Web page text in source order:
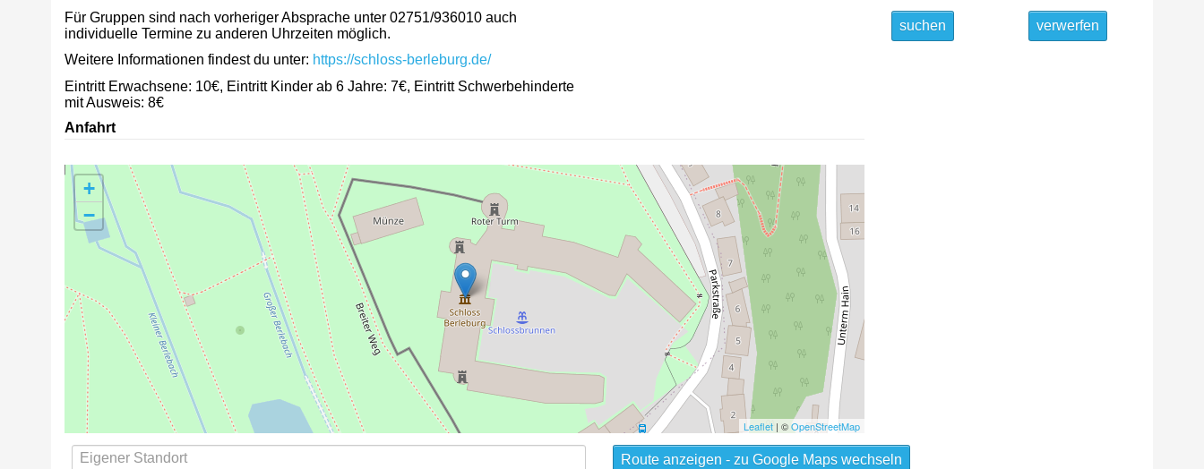
suchen verwerfen
Für Gruppen sind nach vorheriger Absprache unter 02751/936010 auch
individuelle Termine zu anderen Uhrzeiten möglich.
Weitere Informationen findest du unter: https://schloss-berleburg.de/
Eintritt Erwachsene: 10€, Eintritt Kinder ab 6 Jahre: 7€, Eintritt Schwerbehinderte
mit Ausweis: 8€
Anfahrt
+
−
Leaflet| ©OpenStreetMap